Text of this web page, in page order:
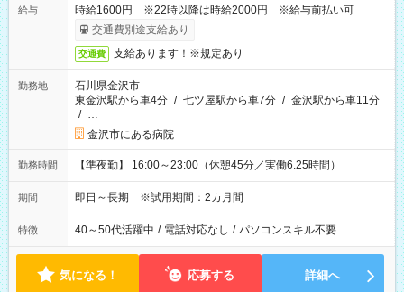
給与
時給1600円 ※22時以降は時給2000円 ※給与前払い可
交通費別途支給あり
交通費 支給あります！※規定あり
勤務地
石川県金沢市
東金沢駅から車4分 / 七ツ屋駅から車7分 / 金沢駅から車11分
/ …
金沢市にある病院
勤務時間 【準夜勤】 16:00～23:00（休憩45分／実働6.25時間）
期間 即日～長期 ※試用期間：2カ月間
特徴 40～50代活躍中 / 電話対応なし / パソコンスキル不要
気になる！ 応募する 詳細へ